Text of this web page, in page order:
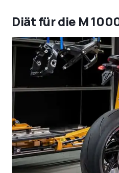
Diät für die M